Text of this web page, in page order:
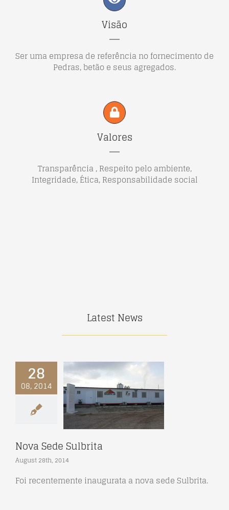
Visão
Ser uma empresa de referência no fornecimento de
Pedras, betão e seus agregados.
Valores
Transparência , Respeito pelo ambiente,
Integridade, Ética, Responsabilidade social
Latest News
28
08, 2014
Sulbrita
Nova Sede Sulbrita
August 28th, 2014
Foi recentemente inaugurata a nova sede Sulbrita.